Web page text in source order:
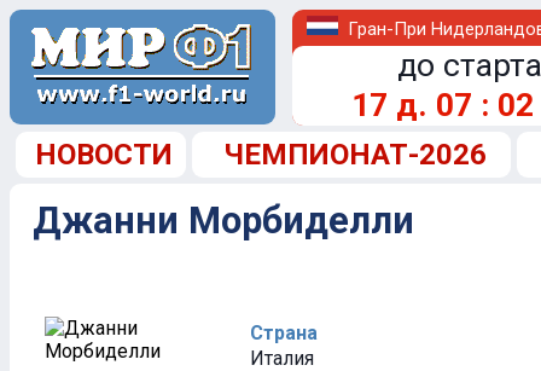
Гран-При
до
17 д. 07 : 02
НОВОСТИ ЧЕМПИОНАТ-2026
Джанни Морбиделли
Страна
Италия